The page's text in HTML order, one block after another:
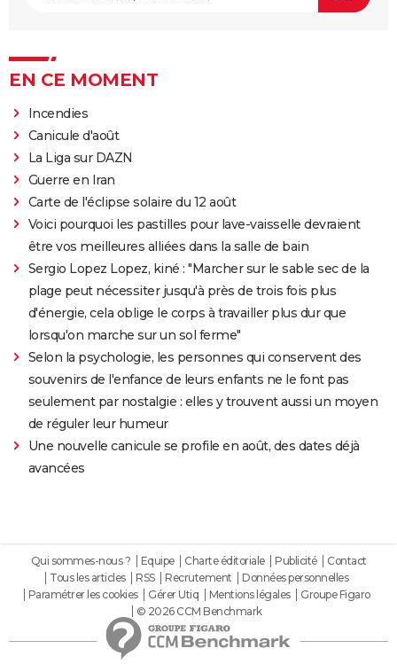
EN CE MOMENT
Incendies
Canicule d'août
La Liga sur DAZN
Guerre en Iran
Carte de l'éclipse solaire du 12 août
Voici pourquoi les pastilles pour lave-vaisselle devraient
être vos meilleures alliées dans la salle de bain
Sergio Lopez Lopez, kiné : "Marcher sur le sable sec de la
plage peut nécessiter jusqu'à près de trois fois plus
d'énergie, cela oblige le corps à travailler plus dur que
lorsqu'on marche sur un sol ferme"
Selon la psychologie, les personnes qui conservent des
souvenirs de l'enfance de leurs enfants ne le font pas
seulement par nostalgie : elles y trouvent aussi un moyen
de réguler leur humeur
Une nouvelle canicule se profile en août, des dates déjà
avancées
Qui sommes-nous ? Equipe Charte éditoriale Publicité
Contact
Tous les articles
RSS Recrutement
Données personnelles
Paramétrer les cookies
Gérer Utiq Mentions légales
Groupe Figaro
© 2026 CCM Benchmark